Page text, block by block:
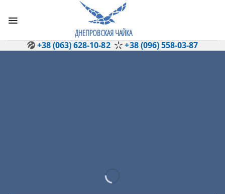
ДНЕПРОВСКАЯ ЧАЙКА
+38 (063) 628-10-82
+38 (096) 558-03-87